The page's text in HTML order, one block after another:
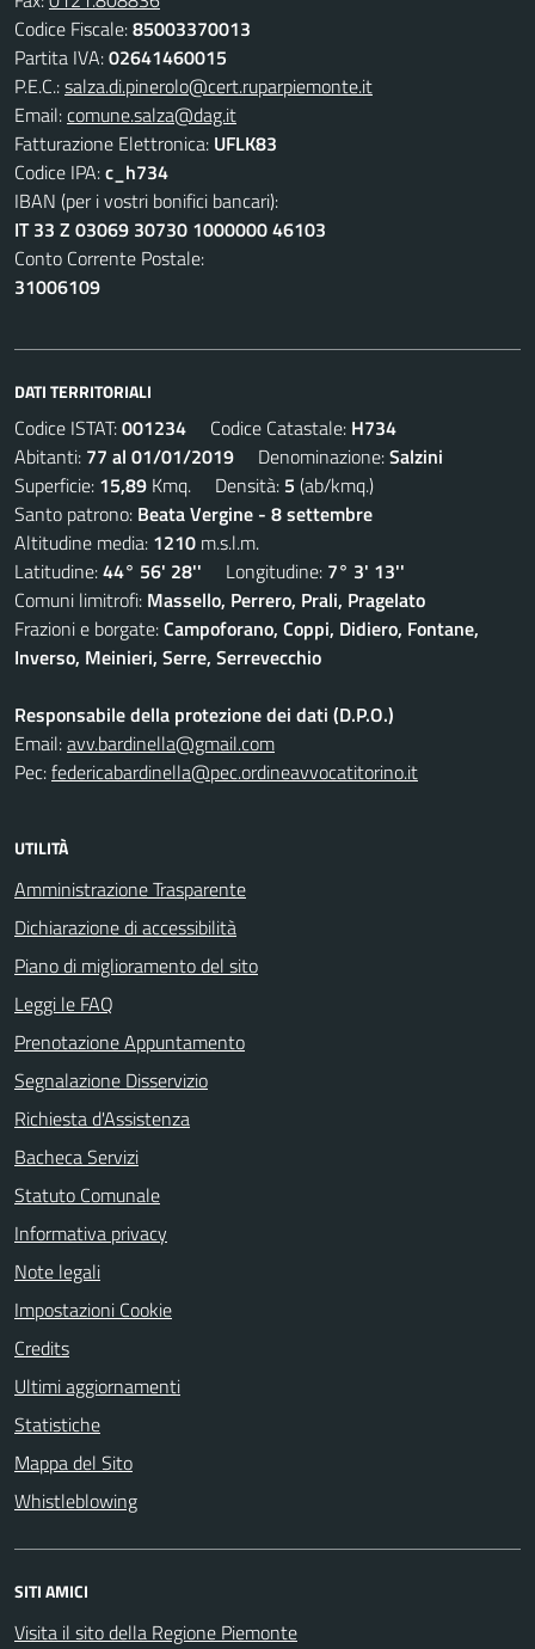
Codice Fiscale:85003370013
Partita IVA:02641460015
P.E.C.:salza.di.pinerolo@cert.ruparpiemonte.it
Email:comune.salza@dag.it
Fatturazione Elettronica: UFLK83
Codice IPA:c_h734
IBAN (per i vostri bonifici bancari):
IT 33 Z 03069 30730 1000000 46103
Conto Corrente Postale:
31006109
DATI TERRITORIALI
Codice ISTAT:001234 Codice Catastale: H734
Abitanti: 77 al 01/01/2019 Denominazione:Salzini
Superficie: 15,89 Kmq. Densità: 5 (ab/kmq.)
Santo patrono: Beata Vergine - 8 settembre
Altitudine media: 1210 m.s.l.m.
Latitudine:44° 56' 28'' Longitudine: 7° 3' 13''
Comuni limitrofi: Massello, Perrero, Prali, Pragelato
Frazioni e borgate:Campoforano, Coppi, Didiero, Fontane,
Inverso, Meinieri, Serre, Serrevecchio
Responsabile della protezione dei dati (D.P.O.)
Email:avv.bardinella@gmail.com
Pec:federicabardinella@pec.ordineavvocatitorino.it
UTILITÀ
Amministrazione Trasparente
Dichiarazione di accessibilità
Piano di miglioramento del sito
Leggi le FAQ
Prenotazione Appuntamento
Segnalazione Disservizio
Richiesta d'Assistenza
Bacheca Servizi
Statuto Comunale
Informativa privacy
Note legali
Impostazioni Cookie
Credits
Ultimi aggiornamenti
Statistiche
Mappa del Sito
Whistleblowing
SITI AMICI
Visita il sito della Regione Piemonte